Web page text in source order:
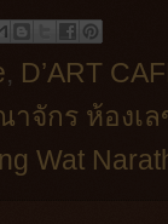
, D’ART
จักร ห้องเล
Wat